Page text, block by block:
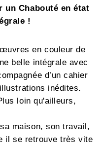
un Chabouté en état
!
en couleur de
belle intégrale avec
d’un cahier
inédites.
loin qu'ailleurs,
maison, son travail,
il se retrouve très vite